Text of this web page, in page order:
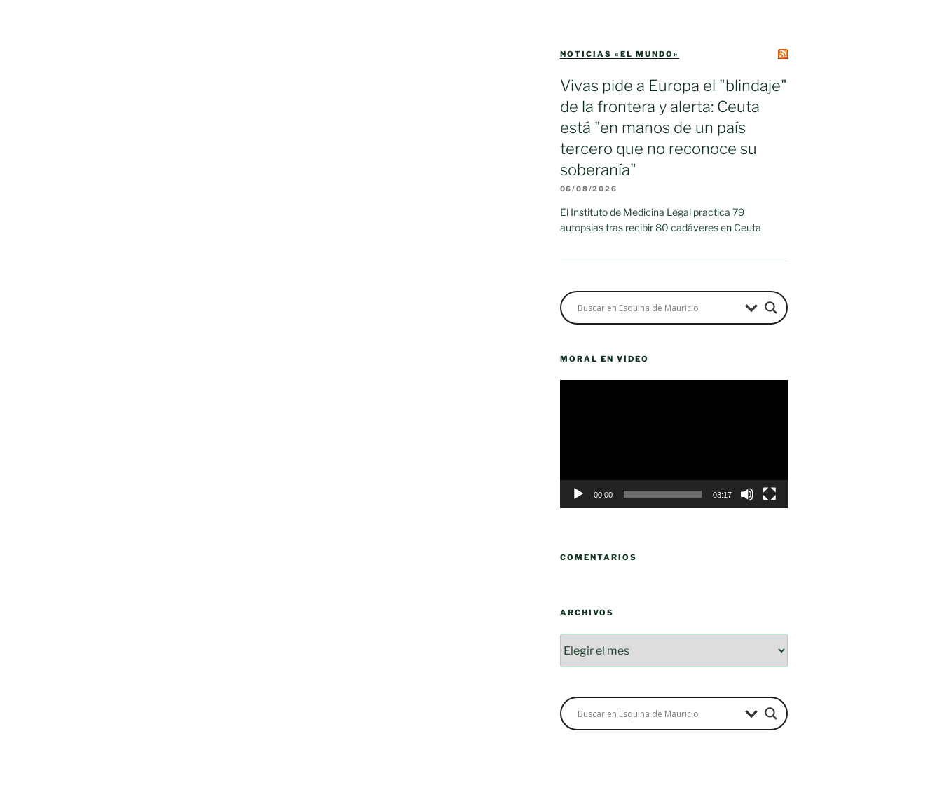
NOTICIAS «EL MUNDO»
Vivas pide a Europa el "blindaje"
de la frontera y alerta: Ceuta
está "en manos de un país
tercero que no reconoce su
soberanía"
06/08/2026
El Instituto de Medicina Legal practica 79
autopsias tras recibir 80 cadáveres en Ceuta
MORAL EN VÍDEO
00:00 03:17
COMENTARIOS
ARCHIVOS